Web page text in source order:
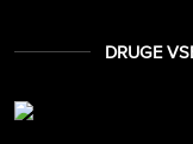
DRUGE